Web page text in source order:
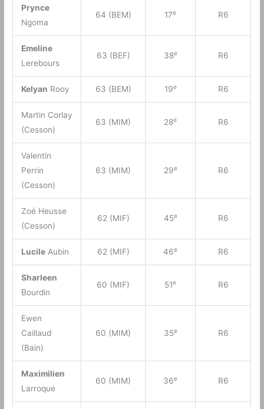
Prynce
Ngoma
64 (BEM) 17e R6
Emeline
Lerebours
63 (BEF) 38e R6
Kelyan Rooy 63 (BEM) 19e R6
Martin Corlay
(Cesson)
63 (MIM) 28e R6
Valentin
Perrin
(Cesson)
63 (MIM) 29e R6
Zoé Heusse
(Cesson)
62 (MIF) 45e R6
LucileAubin 62 (MIF) 46e R6
Sharleen
Bourdin
60 (MIF) 51e R6
Ewen
Caillaud
(Bain)
60 (MIM) 35e R6
Maximilien
Larroque
60 (MIM) 36e R6